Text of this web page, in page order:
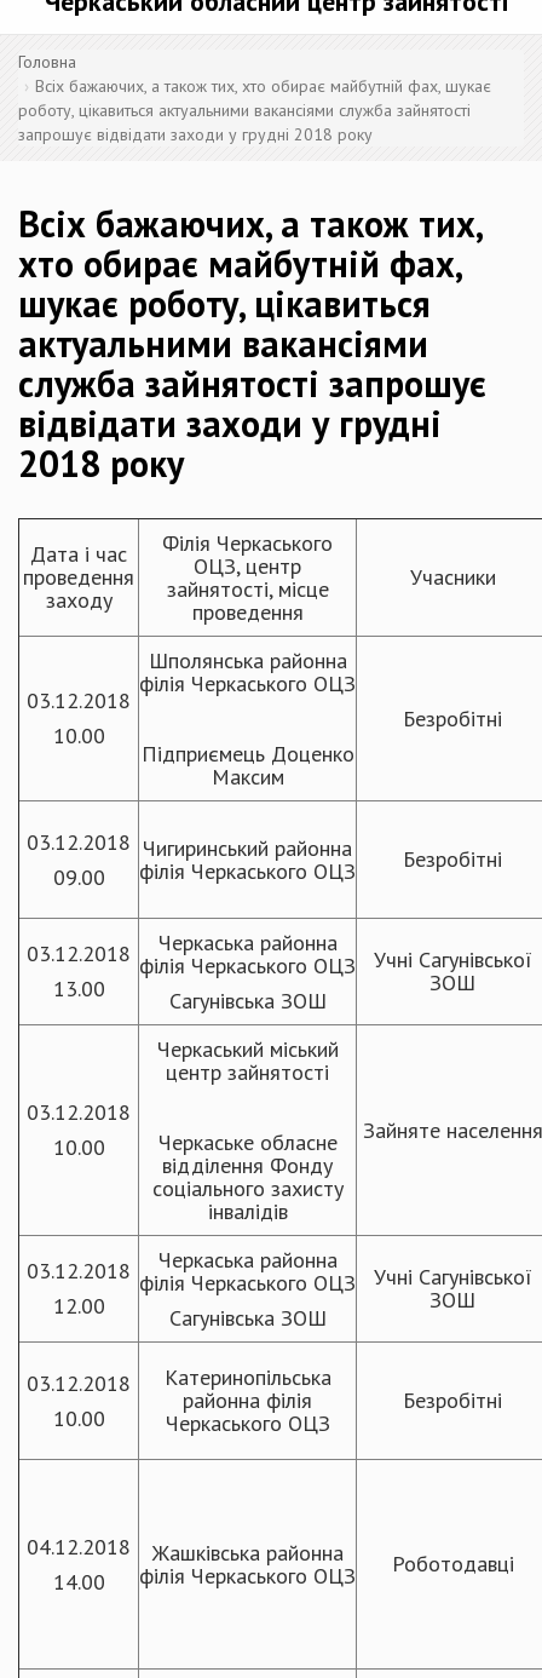
Головна
Всіх бажаючих, а також тих, хто обирає майбутній фах, шукає
роботу, цікавиться актуальними вакансіями служба зайнятості
запрошує відвідати заходи у грудні 2018 року
Всіх бажаючих, а також тих,
хто обирає майбутній фах,
шукає роботу, цікавиться
актуальними вакансіями
служба зайнятості запрошує
відвідати заходи у грудні
2018 року
Дата і час
проведення
заходу
Філія Черкаського
ОЦЗ, центр
зайнятості, місце
проведення
Учасники
03.12.2018
10.00
Шполянська районна
філія Черкаського ОЦЗ
Підприємець Доценко
Максим
Безробітні
03.12.2018
09.00
Чигиринський районна
філія Черкаського ОЦЗ
Безробітні
03.12.2018
13.00
Черкаська районна
філія Черкаського ОЦЗ
Сагунівська ЗОШ
Учні Сагунівської
ЗОШ
03.12.2018
10.00
Черкаський міський
центр зайнятості
Черкаське обласне
відділення Фонду
соціального захисту
інвалідів
Зайняте населення
03.12.2018
12.00
Черкаська районна
філія Черкаського ОЦЗ
Сагунівська ЗОШ
Учні Сагунівської
ЗОШ
03.12.2018
10.00
Катеринопільська
районна філія
Черкаського ОЦЗ
Безробітні
04.12.2018
14.00
Жашківська районна
філія Черкаського ОЦЗ
Роботодавці